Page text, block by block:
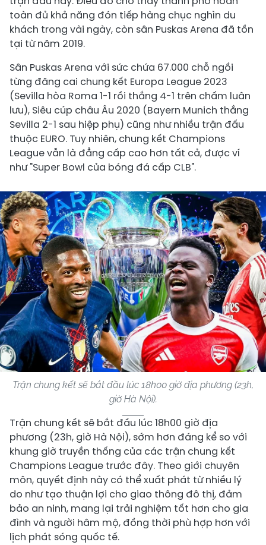
toàn đủ khả năng đón tiếp hàng chục nghìn du
khách trong vài ngày, còn sân Puskas Arena đã tồn
tại từ năm 2019.
Sân Puskas Arena với sức chứa 67.000 chỗ ngồi
từng đăng cai chung kết Europa League 2023
(Sevilla hòa Roma 1-1 rồi thắng 4-1 trên chấm luân
lưu), Siêu cúp châu Âu 2020 (Bayern Munich thắng
Sevilla 2-1 sau hiệp phụ) cũng như nhiều trận đấu
thuộc EURO. Tuy nhiên, chung kết Champions
League vẫn là đẳng cấp cao hơn tất cả, được ví
như "Super Bowl của bóng đá cấp CLB".
Trận chung kết sẽ bắt đầu lúc 18h00 giờ địa phương (23h,
giờ Hà Nội).
Trận chung kết sẽ bắt đầu lúc 18h00 giờ địa
phương (23h, giờ Hà Nội), sớm hơn đáng kể so với
khung giờ truyền thống của các trận chung kết
Champions League trước đây. Theo giới chuyên
môn, quyết định này có thể xuất phát từ nhiều lý
do như tạo thuận lợi cho giao thông đô thị, đảm
bảo an ninh, mang lại trải nghiệm tốt hơn cho gia
đình và người hâm mộ, đồng thời phù hợp hơn với
lịch phát sóng quốc tế.